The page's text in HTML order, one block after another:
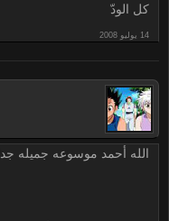
كل الودّ
الله أحمد موسوعه جميله جدا